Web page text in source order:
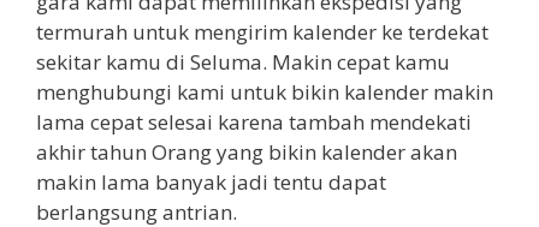
termurah untuk mengirim kalender ke terdekat
sekitar kamu di Seluma. Makin cepat kamu
menghubungi kami untuk bikin kalender makin
lama cepat selesai karena tambah mendekati
akhir tahun Orang yang bikin kalender akan
makin lama banyak jadi tentu dapat
berlangsung antrian.